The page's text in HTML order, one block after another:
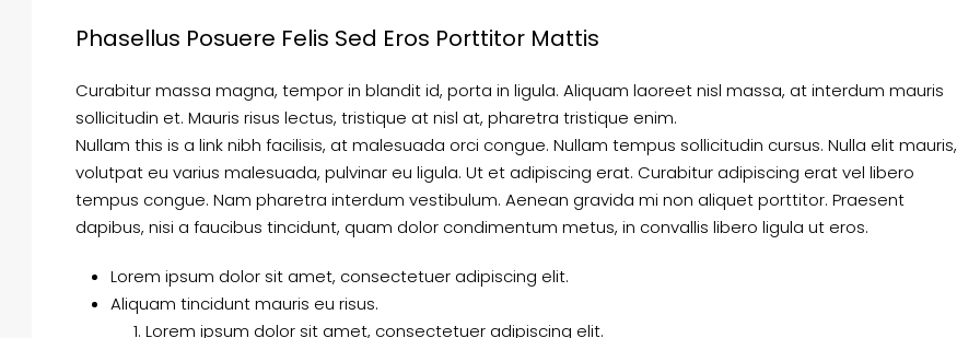
Phasellus Posuere Felis Sed Eros Porttitor Mattis
Curabitur massa magna, tempor in blandit id, porta in ligula. Aliquam laoreet nisl massa, at interdum mauris
sollicitudin et. Mauris risus lectus, tristique at nisl at, pharetra tristique enim.
Nullam this is a link nibh facilisis, at malesuada orci congue. Nullam tempus sollicitudin cursus. Nulla elit mauris,
volutpat eu varius malesuada, pulvinar eu ligula. Ut et adipiscing erat. Curabitur adipiscing erat vel libero
tempus congue. Nam pharetra interdum vestibulum. Aenean gravida mi non aliquet porttitor. Praesent
dapibus, nisi a faucibus tincidunt, quam dolor condimentum metus, in convallis libero ligula ut eros.
Lorem ipsum dolor sit amet, consectetuer adipiscing elit.
Aliquam tincidunt mauris eu risus.
Lorem ipsum dolor sit amet, consectetuer adipiscing elit.